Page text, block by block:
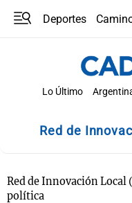
Deportes
Lo Último
Red de
Red de Innovación Local
política